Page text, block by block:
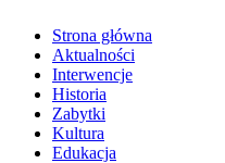
Strona główna
Aktualności
Interwencje
Historia
Zabytki
Kultura
Edukacja